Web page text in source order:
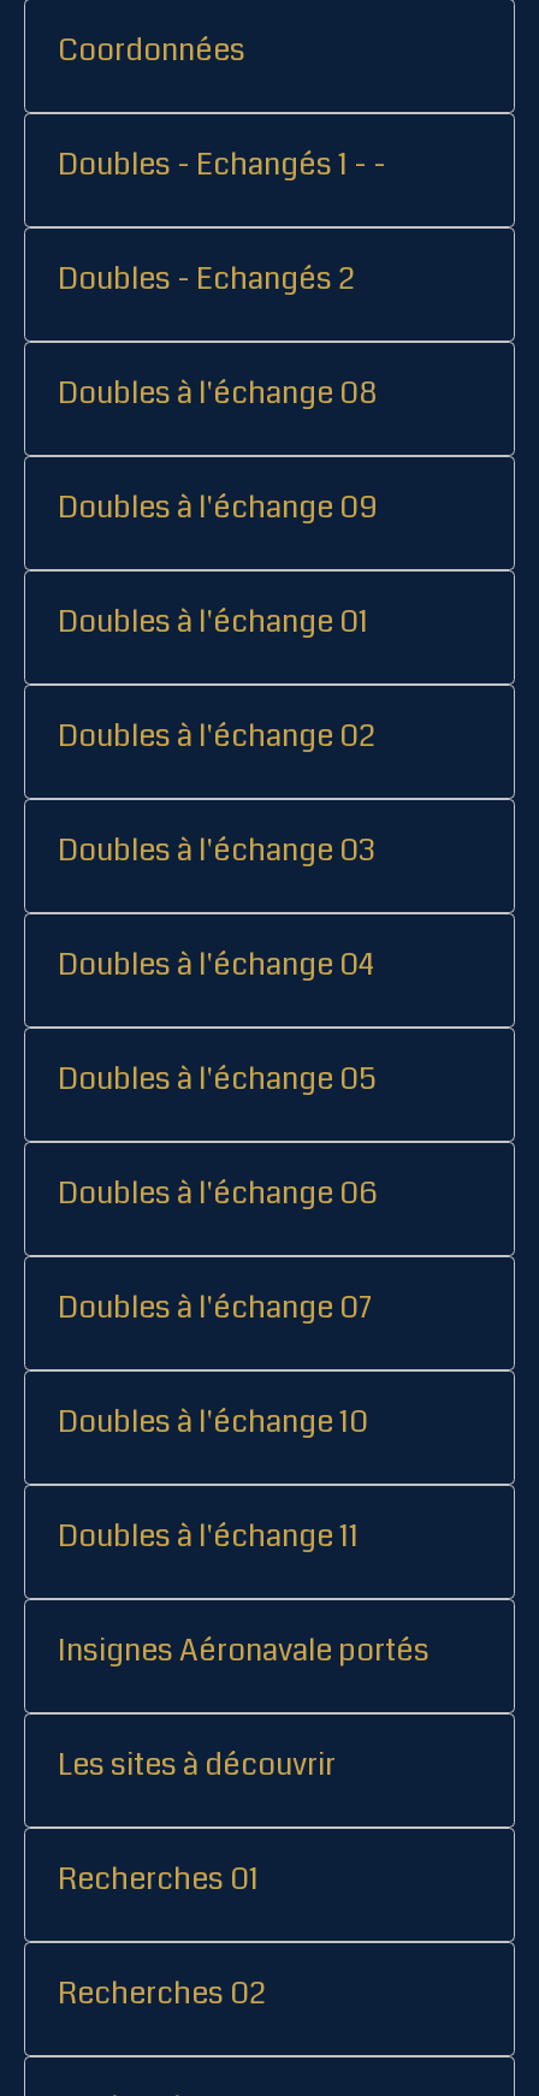
Coordonnées
Doubles - Echangés 1 - -
Doubles - Echangés 2
Doubles à l'échange 08
Doubles à l'échange 09
Doubles à l'échange 01
Doubles à l'échange 02
Doubles à l'échange 03
Doubles à l'échange 04
Doubles à l'échange 05
Doubles à l'échange 06
Doubles à l'échange 07
Doubles à l'échange 10
Doubles à l'échange 11
Insignes Aéronavale portés
Les sites à découvrir
Recherches 01
Recherches 02